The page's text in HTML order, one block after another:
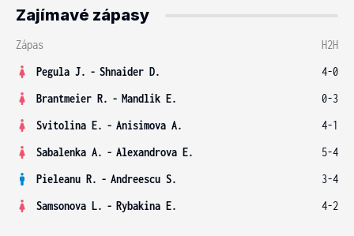
Zajímavé zápasy
Zápas
H2H
Pegula J. - Shnaider D.
4-0
Brantmeier R. - Mandlik E.
0-3
Svitolina E. - Anisimova A.
4-1
Sabalenka A. - Alexandrova E.
5-4
Pieleanu R. - Andreescu S.
3-4
Samsonova L. - Rybakina E. 4-2